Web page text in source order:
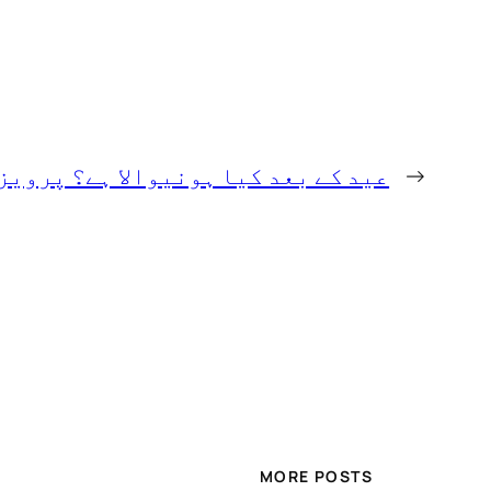
← عید کے بعد کیا ہونیوالا ہے؟
MORE POSTS